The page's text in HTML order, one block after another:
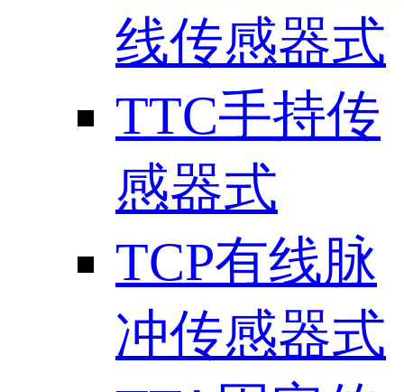
线传感器式
TTC手持传
感器式
TCP有线脉
冲传感器式